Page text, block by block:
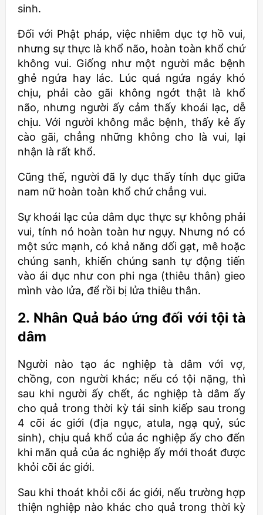
sinh.
Đối với Phật pháp, việc nhiễm dục tợ hồ vui,
nhưng sự thực là khổ não, hoàn toàn khổ chứ
không vui. Giống như một người mắc bệnh
ghẻ ngứa hay lác. Lúc quá ngứa ngáy khó
chịu, phải cào gãi không ngớt thật là khổ
não, nhưng người ấy cảm thấy khoái lạc, dễ
chịu. Với người không mắc bệnh, thấy kẻ ấy
cào gãi, chẳng những không cho là vui, lại
nhận là rất khổ.
Cũng thế, người đã ly dục thấy tính dục giữa
nam nữ hoàn toàn khổ chứ chẳng vui.
Sự khoái lạc của dâm dục thực sự không phải
vui, tính nó hoàn toàn hư ngụy. Nhưng nó có
một sức mạnh, có khả năng dối gạt, mê hoặc
chúng sanh, khiến chúng sanh tự động tiến
vào ái dục như con phi nga (thiêu thân) gieo
mình vào lửa, để rồi bị lửa thiêu thân.
2. Nhân Quả báo ứng đối với tội tà
dâm
Người nào tạo ác nghiệp tà dâm với vợ,
chồng, con người khác; nếu có tội nặng, thì
sau khi người ấy chết, ác nghiệp tà dâm ấy
cho quả trong thời kỳ tái sinh kiếp sau trong
4 cõi ác giới (địa ngục, atula, ngạ quỷ, súc
sinh), chịu quả khổ của ác nghiệp ấy cho đến
khi mãn quả của ác nghiệp ấy mới thoát được
khỏi cõi ác giới.
Sau khi thoát khỏi cõi ác giới, nếu trường hợp
thiện nghiệp nào khác cho quả trong thời kỳ